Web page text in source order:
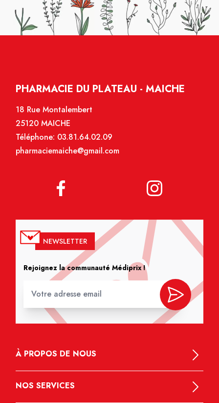
PHARMACIE DU PLATEAU - MAICHE
18 Rue Montalembert
25120 MAICHE
Téléphone: 03.81.64.02.09
pharmaciemaiche@gmail.com
NEWSLETTER
Rejoignez la communauté Médiprix !
À PROPOS DE NOUS
NOS SERVICES